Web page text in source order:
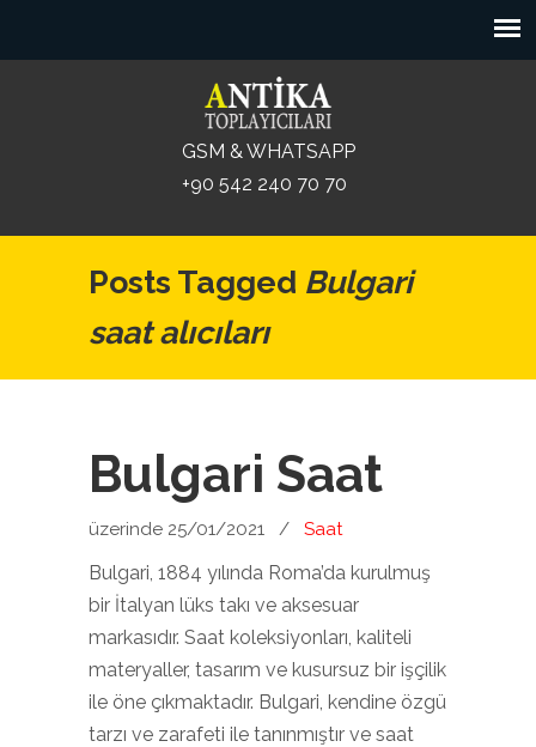
GSM & WHATSAPP
+90 542 240 70 70
Posts Tagged Bulgari
saat alıcıları
Bulgari Saat
üzerinde 25/01/2021 / Saat
Bulgari, 1884 yılında Roma’da kurulmuş
bir İtalyan lüks takı ve aksesuar
markasıdır. Saat koleksiyonları, kaliteli
materyaller, tasarım ve kusursuz bir işçilik
ile öne çıkmaktadır. Bulgari, kendine özgü
tarzı ve zarafeti ile tanınmıştır ve saat